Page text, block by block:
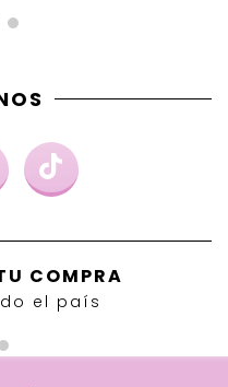
COMPRA
el país